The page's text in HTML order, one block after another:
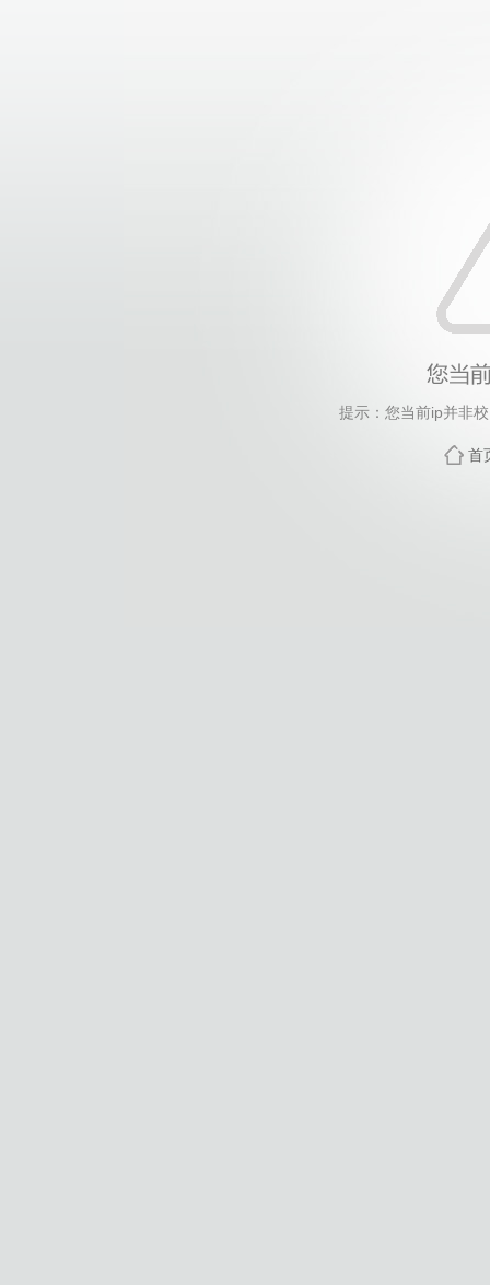
提示：您当前ip并非
首